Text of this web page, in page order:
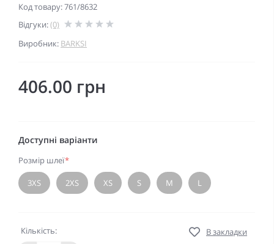
Код товару: 761/8632
Відгуки:(0)
Виробник: BARKSI
406.00 грн
Доступні варіанти
Розмір шлеї*
3XS 2XS XS S M L
Кількість:
В закладки